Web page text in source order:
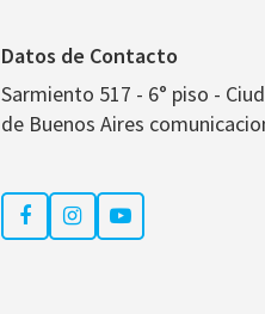
Datos de Contacto
Sarmiento 517 - 6° piso -
de Buenos Aires